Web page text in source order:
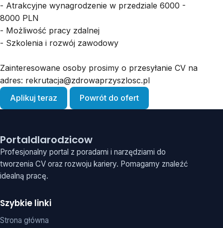
- Atrakcyjne wynagrodzenie w przedziale 6000 -
8000 PLN
- Możliwość pracy zdalnej
- Szkolenia i rozwój zawodowy
Zainteresowane osoby prosimy o przesyłanie CV na
adres: rekrutacja@zdrowaprzyszlosc.pl
Aplikuj teraz
Powrót do ofert
Portaldlarodzicow
Profesjonalny portal z poradami i narzędziami do
tworzenia CV oraz rozwoju kariery. Pomagamy znaleźć
idealną pracę.
Szybkie linki
Strona główna